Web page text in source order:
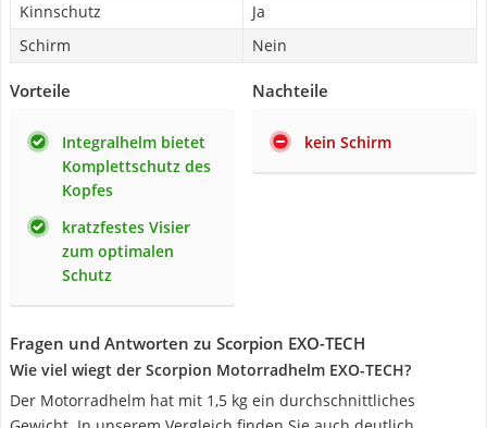
Kinnschutz
Ja
Schirm
Nein
Vorteile
Integralhelm bietet
Komplettschutz des
Kopfes
kratzfestes Visier
zum optimalen
Schutz
Nachteile
kein Schirm
Fragen und Antworten zu Scorpion EXO-TECH
Wie viel wiegt der Scorpion Motorradhelm EXO-TECH?
Der Motorradhelm hat mit 1,5 kg ein durchschnittliches